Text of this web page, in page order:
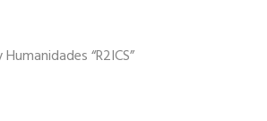
“R2ICS”